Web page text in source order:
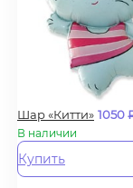
Шар «Китти» 1050
В наличии
Купить